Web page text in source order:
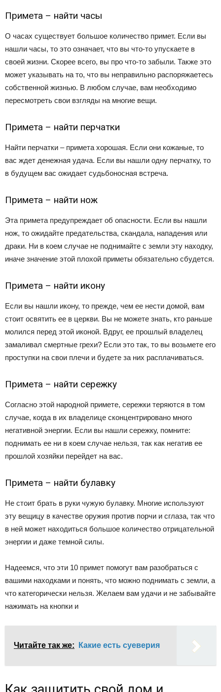
Примета – найти часы
О часах существует большое количество примет. Если вы
нашли часы, то это означает, что вы что-то упускаете в
своей жизни. Скорее всего, вы про что-то забыли. Также это
может указывать на то, что вы неправильно распоряжаетесь
собственной жизнью. В любом случае, вам необходимо
пересмотреть свои взгляды на многие вещи.
Примета – найти перчатки
Найти перчатки – примета хорошая. Если они кожаные, то
вас ждет денежная удача. Если вы нашли одну перчатку, то
в будущем вас ожидает судьбоносная встреча.
Примета – найти нож
Эта примета предупреждает об опасности. Если вы нашли
нож, то ожидайте предательства, скандала, нападения или
драки. Ни в коем случае не поднимайте с земли эту находку,
иначе значение этой плохой приметы обязательно сбудется.
Примета – найти икону
Если вы нашли икону, то прежде, чем ее нести домой, вам
стоит освятить ее в церкви. Вы не можете знать, кто раньше
молился перед этой иконой. Вдруг, ее прошлый владелец
замаливал смертные грехи? Если это так, то вы возьмете его
проступки на свои плечи и будете за них расплачиваться.
Примета – найти сережку
Согласно этой народной примете, сережки теряются в том
случае, когда в их владелице сконцентрировано много
негативной энергии. Если вы нашли сережку, помните:
поднимать ее ни в коем случае нельзя, так как негатив ее
прошлой хозяйки перейдет на вас.
Примета – найти булавку
Не стоит брать в руки чужую булавку. Многие используют
эту вещицу в качестве оружия против порчи и сглаза, так что
в ней может находиться большое количество отрицательной
энергии и даже темной силы.
Надеемся, что эти 10 примет помогут вам разобраться с
вашими находками и понять, что можно поднимать с земли, а
что категорически нельзя. Желаем вам удачи и не забывайте
нажимать на кнопки и
Читайте так же: Какие есть суеверия